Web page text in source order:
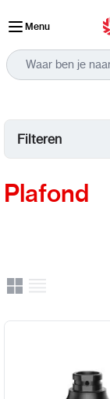
Menu
Filteren
Plafond
Uitzicht
Rooster
Lijst